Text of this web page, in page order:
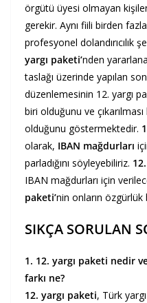
örgütü üyesi olmayan
gerekir. Aynı fiili birden
profesyonel dolandırıcılık
yargı paketi’nden
taslağı üzerinde yapılan
düzenlemesinin 12. yargı
biri olduğunu ve
olduğunu göstermektedir.
olarak, IBAN mağdurları
parladığını söyleyebiliriz.
IBAN mağdurları için
paketi’nin onların
SIKÇA SORULAN
1. 12. yargı paketi nedir
farkı ne?
12. yargı paketi, Türk